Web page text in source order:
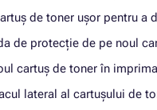
de toner ușor pentru a
de protecție de pe noul
cartuș de toner în
lateral al cartușului de